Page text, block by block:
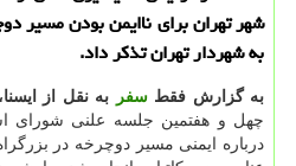
شهر تهران برای ناایمن بودن مسیر
به شهردار تهران تذكر داد.
به گزارش فقطسفر به نقل از ایسنا،
چهل و هفتمین جلسه علنی شورای
درباره ایمنی مسیر دوچرخه در